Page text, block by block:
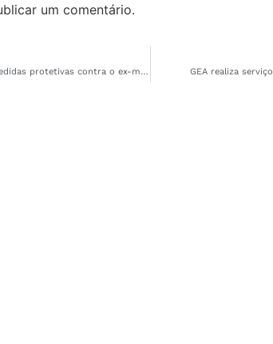
um comentário.
Feminicídio: Daniella Pelaes tinha duas medidas protetivas contra o ex-marido GEA realiza